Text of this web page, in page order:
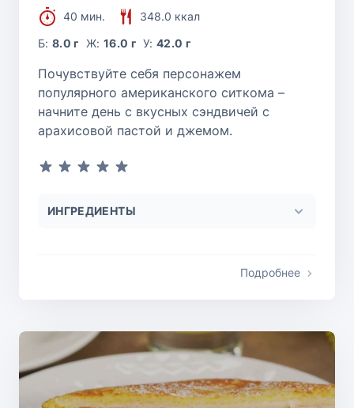
40 мин.
348.0 ккал
Б:8.0 г Ж: 16.0 г У:42.0 г
Почувствуйте себя персонажем
популярного американского ситкома –
начните день с вкусных сэндвичей с
арахисовой пастой и джемом.
ИНГРЕДИЕНТЫ
Подробнее